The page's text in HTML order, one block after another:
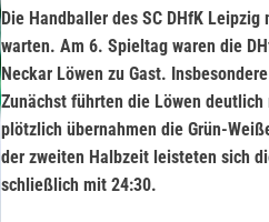
Die Handballer des SC DHfK
warten. Am 6. Spieltag waren die
Neckar Löwen zu Gast.
Zunächst führten die Löwen
plötzlich übernahmen die Grün-
der zweiten Halbzeit leisteten sich
schließlich mit 24:30.